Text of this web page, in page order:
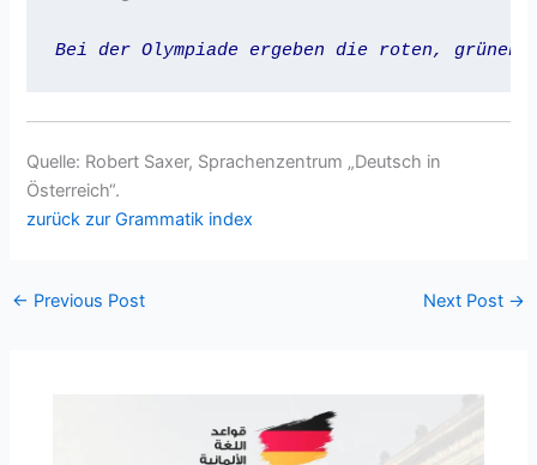
Quelle: Robert Saxer, Sprachenzentrum „Deutsch in
Österreich“.
zurück zur Grammatik index
← Previous Post Next Post →